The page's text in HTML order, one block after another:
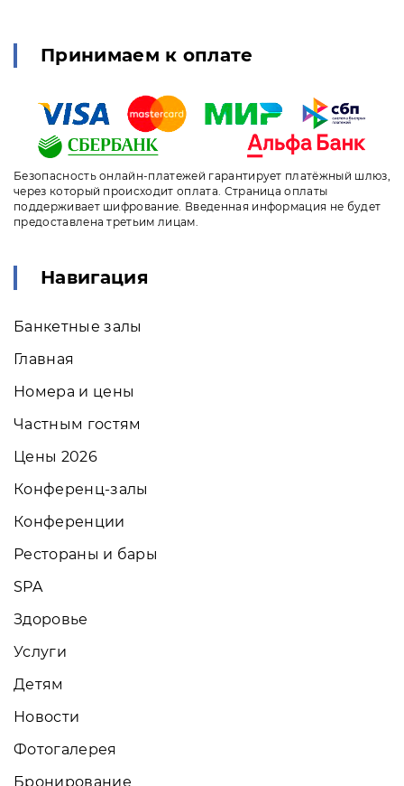
Принимаем к оплате
Безопасность онлайн-платежей гарантирует платёжный шлюз,
через который происходит оплата. Страница оплаты
поддерживает шифрование. Введенная информация не будет
предоставлена третьим лицам.
Навигация
Банкетные залы
Главная
Номера и цены
Частным гостям
Цены 2026
Конференц-залы
Конференции
Рестораны и бары
SPA
Здоровье
Услуги
Детям
Новости
Фотогалерея
Бронирование